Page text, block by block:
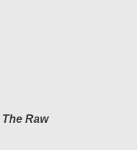
The Raw